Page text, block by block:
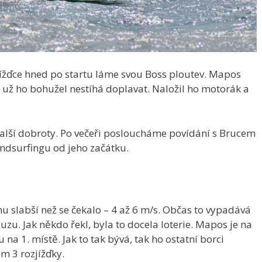
hned po startu láme svou Boss ploutev. Mapos
ho bohužel nestíhá doplavat. Naložil ho motorák a
dobroty. Po večeři posloucháme povídání s Brucem
od jeho začátku.
slabší než se čekalo – 4 až 6 m/s. Občas to vypadává
Jak někdo řekl, byla to docela loterie. Mapos je na
1. místě. Jak to tak bývá, tak ho ostatní borci
3 rozjížďky.